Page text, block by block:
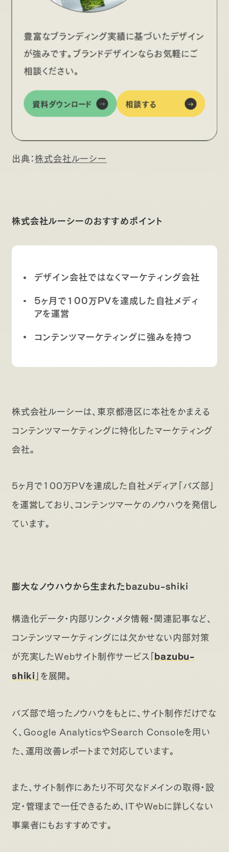
豊富なブランディング実績に基づいたデザイン
が強みです。ブランドデザインならお気軽にご
相談ください。
資料ダウンロード 相談する
これにより、SEO効果の高い質の良いコンテンツを提
供することができます。
出典：株式会社ルーシー
株式会社ルーシーのおすすめポイント
デザイン会社ではなくマーケティング会社
5ヶ月で100万PVを達成した自社メディ
アを運営
コンテンツマーケティングに強みを持つ
株式会社ルーシーは、東京都港区に本社をかまえる
コンテンツマーケティングに特化したマーケティング
会社。
5ヶ月で100万PVを達成した自社メディア「バズ部」
を運営しており、コンテンツマーケのノウハウを発信し
ています。
膨大なノウハウから生まれたbazubu-shiki
構造化データ・内部リンク・メタ情報・関連記事など、
コンテンツマーケティングには欠かせない内部対策
が充実したWebサイト制作サービス「bazubu-
shiki 」を展開。
バズ部で培ったノウハウをもとに、サイト制作だけでな
く、Google AnalyticsやSearch Consoleを用い
た、運用改善レポートまで対応しています。
また、サイト制作にあたり不可欠なドメインの取得・設
定・管理まで一任できるため、ITやWebに詳しくない
事業者にもおすすめです。